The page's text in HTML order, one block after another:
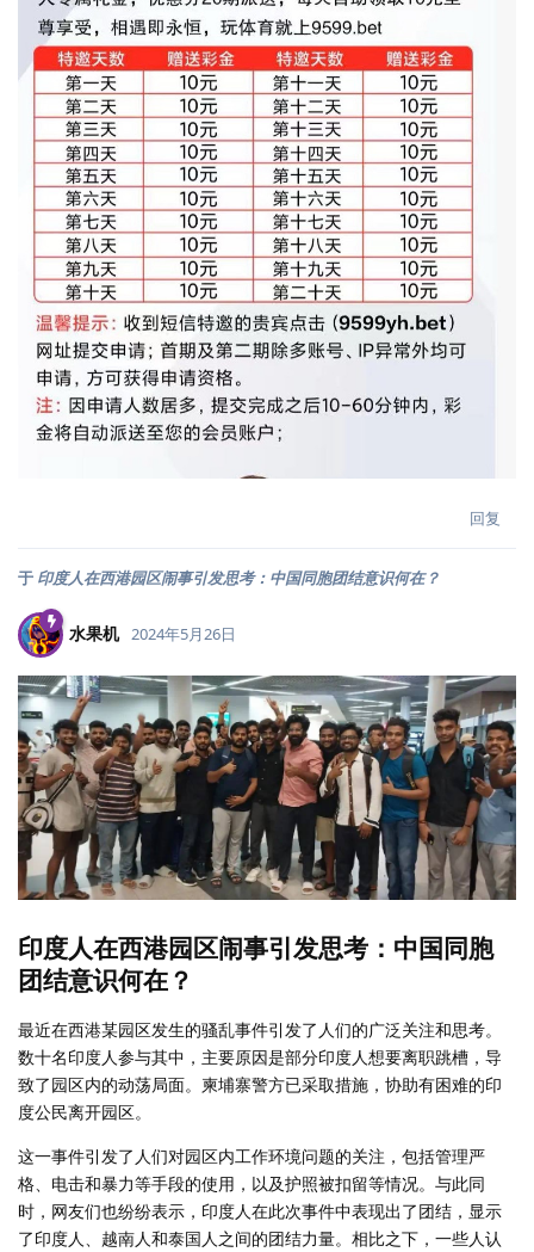
回复
于 印度人在西港园区闹事引发思考：中国同胞团结意识何在？
水果机 2024年5月26日
印度人在西港园区闹事引发思考：中国同胞
团结意识何在？
最近在西港某园区发生的骚乱事件引发了人们的广泛关注和思考。
数十名印度人参与其中，主要原因是部分印度人想要离职跳槽，导
致了园区内的动荡局面。柬埔寨警方已采取措施，协助有困难的印
度公民离开园区。
这一事件引发了人们对园区内工作环境问题的关注，包括管理严
格、电击和暴力等手段的使用，以及护照被扣留等情况。与此同
时，网友们也纷纷表示，印度人在此次事件中表现出了团结，显示
了印度人、越南人和泰国人之间的团结力量。相比之下，一些人认